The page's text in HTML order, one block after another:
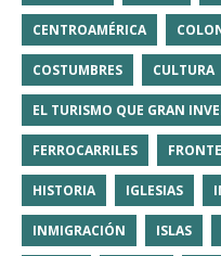
CENTROAMÉRICA
COSTUMBRES CULTURA
EL TURISMO QUE GRAN
FERROCARRILES
HISTORIA IGLESIAS
INMIGRACIÓN ISLAS